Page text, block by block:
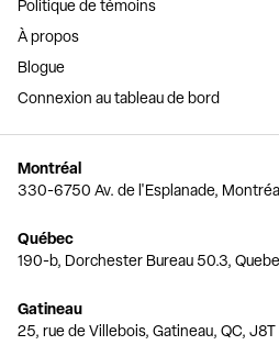
Politique de témoins
À propos
Blogue
Connexion au tableau de bord
Montréal
330-6750 Av. de l'Esplanade,
Québec
190-b, Dorchester Bureau 50.3,
Gatineau
25, rue de Villebois, Gatineau, QC,